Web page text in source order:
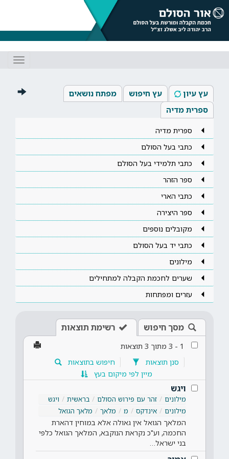
עץ עיון עץ חיפוש
מפתח נושאים
ספרית מדיה
ספרית מדיה
כתבי בעל הסולם
כתבי תלמידי בעל הסולם
ספר הזהר
כתבי הארי
ספר היצירה
מקובלים נוספים
כתבי יד בעל הסולם
מילונים
שערים לחכמת הקבלה למתחילים
עזרים ומפתחות
מסך חיפוש רשימת תוצאות
1
-
3 מתוך 3 תוצאות
סנן תוצאות
חיפוש בתוצאות
מיין לפי מיקום בעץ
ויגש
מילונים זהר עם פירוש הסולם בראשית
ויגש
מילונים
אינדקס מ מלאך מלאך הגואל
המלאך הגואל אין גאולה אלא במוחין דהארת
החכמה, וע"כ נקראת הנוקבא, המלאך הגואל כלפי
בני ישראל…